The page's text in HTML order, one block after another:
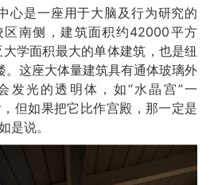
心是一座用于大脑及行为研究的
区南侧，建筑面积约42000平方
学面积最大的单体建筑，也是纽
。这座大体量建筑具有通体玻璃外
发光的透明体，如“水晶宫”一
但如果把它比作宫殿，那一定是
是说。